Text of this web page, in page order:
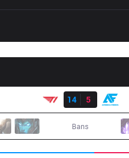
14
5
Bans